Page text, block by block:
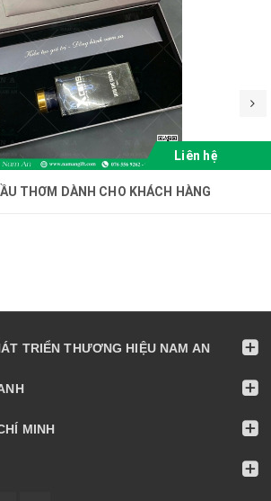
Liên hệ
THƠM DÀNH CHO KHÁCH HÀNG
TRIỂN THƯƠNG HIỆU NAM AN
MINH